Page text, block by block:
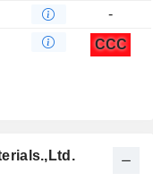
-
CCC